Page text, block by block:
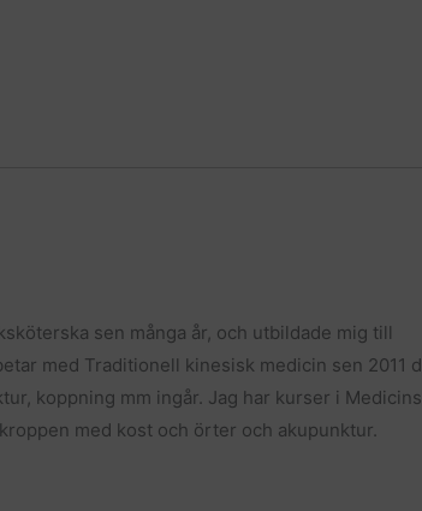
sen många år, och utbildade mig till
med Traditionell kinesisk medicin sen 2011
koppning mm ingår. Jag har kurser i
med kost och örter och akupunktur.